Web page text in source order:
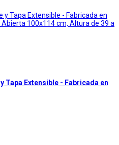
Tapa Extensible - Fabricada en